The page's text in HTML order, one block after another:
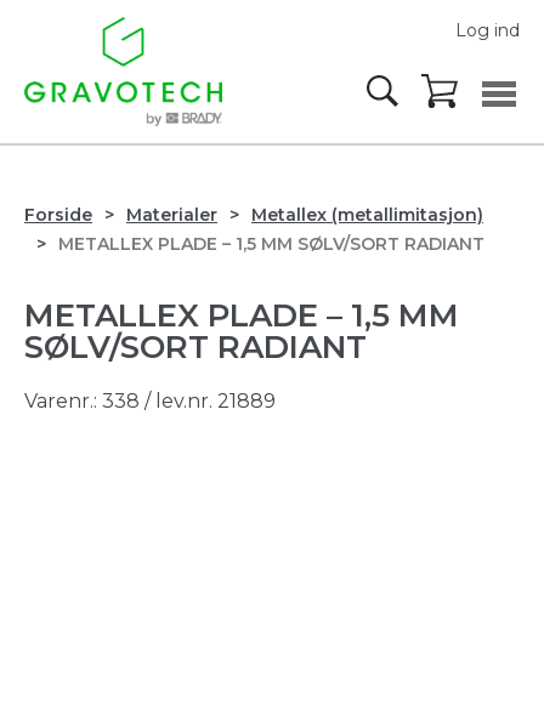
Log ind
Forside Materialer
Metallex (metallimitasjon)
METALLEX PLADE – 1,5 MM SØLV/SORT RADIANT
METALLEX PLADE – 1,5 MM
SØLV/SORT RADIANT
Varenr.: 338 / lev.nr. 21889